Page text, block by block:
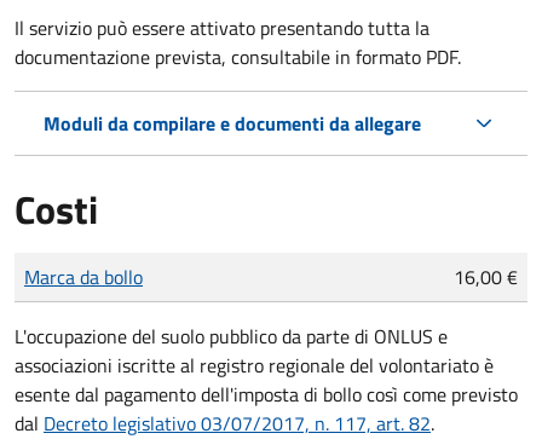
Il servizio può essere attivato presentando tutta la
documentazione prevista, consultabile in formato PDF.
Moduli da compilare e documenti da allegare
Costi
Tipo di pagamento
Importo
Marca da bollo 16,00 €
L'occupazione del suolo pubblico da parte di ONLUS e
associazioni iscritte al registro regionale del volontariato è
esente dal pagamento dell'imposta di bollo così come previsto
dal Decreto legislativo 03/07/2017, n. 117, art. 82.